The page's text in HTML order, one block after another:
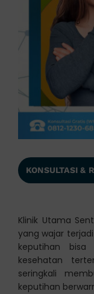
KONSULTASI &
Klinik Utama
yang wajar
keputihan
kesehatan
seringkali
keputihan